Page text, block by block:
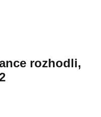
rozhodli,